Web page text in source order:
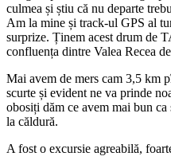
culmea și știu că nu departe
Am la mine și track-ul GPS al
surprize. Ținem acest drum de
confluența dintre Valea Recea
Mai avem de mers cam 3,5 km
scurte și evident ne va prinde
obosiți dăm ce avem mai bun
la căldură.
A fost o excursie agreabilă,